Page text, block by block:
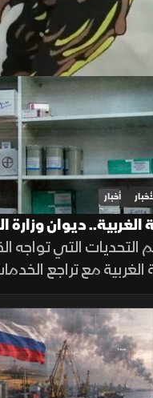
أخبار
التحديات التي
الغربية مع تراجع
وسط صعوبات مالية
والمراكز الطبية
المرضى.